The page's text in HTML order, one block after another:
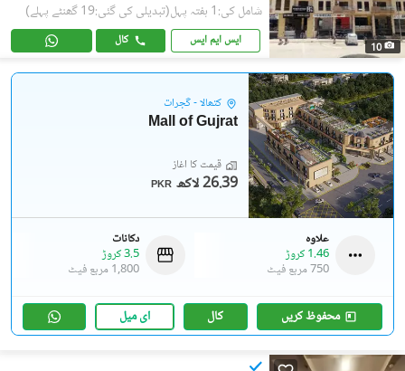
10
شامل کی:1 ہفتہ پہل (تبدیلی کی گئی:19 گھنٹے پہلے)
ایس ایم ایس کال
کتھالا - گجرات
Mall of Gujrat
قیمت کا آغاز
PKR 26.39 لاکھ
علاوہ
1.46 کروڑ
750 مربع فیٹ
دکانات
3.5 کروڑ
1,800 مربع فیٹ
محفوظ کریں کال ای میل